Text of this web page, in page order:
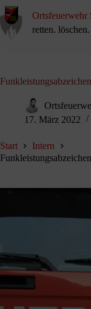
Zum
Inhalt
springen retten.
17. März 2022
Start
Intern